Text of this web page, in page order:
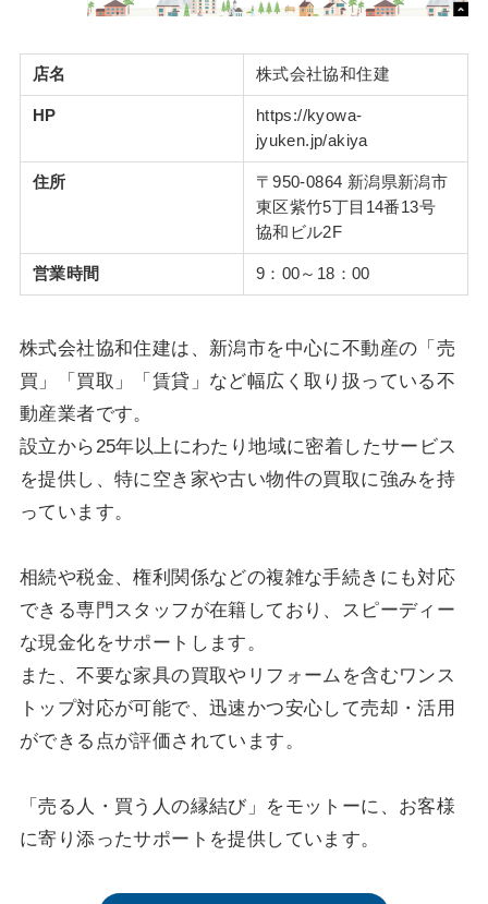
店名 株式会社協和住建
HP
https://kyowa-
jyuken.jp/akiya
住所
〒950-0864 新潟県新潟市
東区紫竹5丁目14番13号
協和ビル2F
営業時間 9：00～18：00
株式会社協和住建は、新潟市を中心に不動産の「売
買」「買取」「賃貸」など幅広く取り扱っている不
動産業者です。
設立から25年以上にわたり地域に密着したサービス
を提供し、特に空き家や古い物件の買取に強みを持
っています。
相続や税金、権利関係などの複雑な手続きにも対応
できる専門スタッフが在籍しており、スピーディー
な現金化をサポートします。
また、不要な家具の買取やリフォームを含むワンス
トップ対応が可能で、迅速かつ安心して売却・活用
ができる点が評価されています。
「売る人・買う人の縁結び」をモットーに、お客様
に寄り添ったサポートを提供しています。